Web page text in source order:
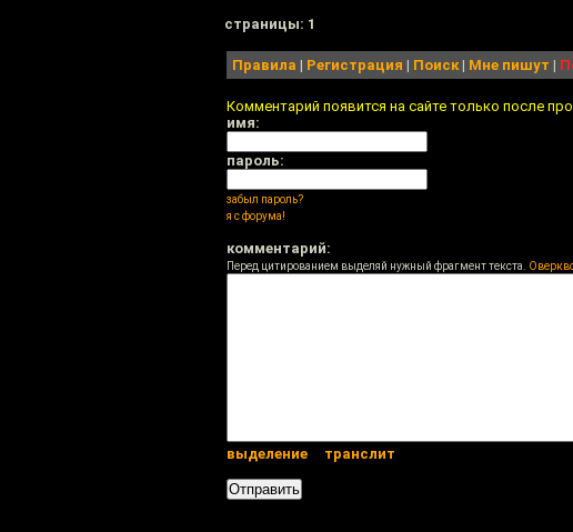
cтраницы: 1
Правила | Регистрация | Поиск| Мне пишут |
Комментарий появится на сайте только после
имя:
пароль:
забыл пароль?
я с форума!
комментарий:
Перед цитированием выделяй нужный фрагмент текста.
выделение транслит